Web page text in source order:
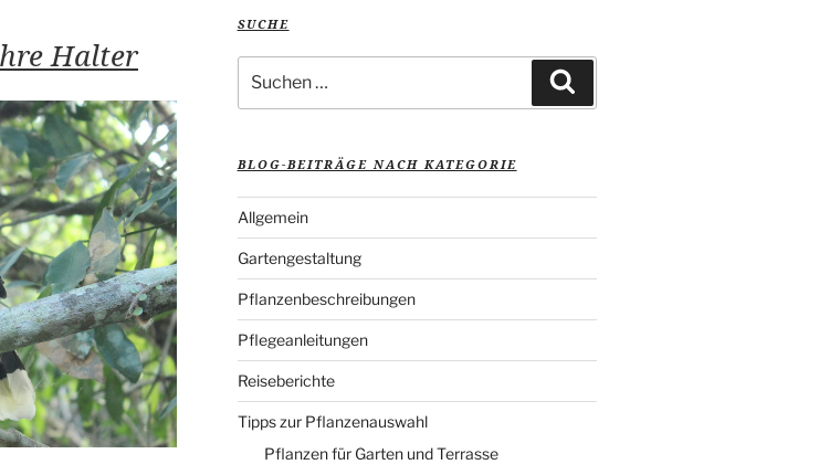
Halter
SUCHE
nach:
BLOG-BEITRÄGE NACH KATEGORIE
Allgemein
Gartengestaltung
Pflanzenbeschreibungen
Pflegeanleitungen
Reiseberichte
Tipps zur Pflanzenauswahl
Pflanzen für Garten und Terrasse